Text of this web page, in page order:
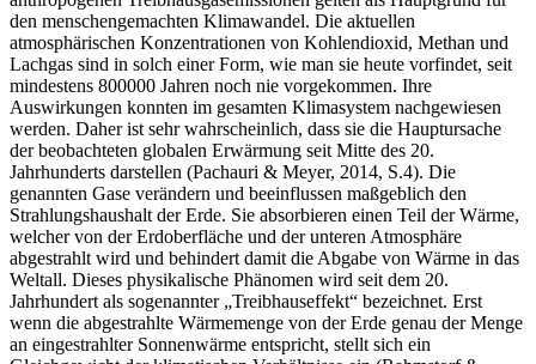
den menschengemachten Klimawandel. Die aktuellen
atmosphärischen Konzentrationen von Kohlendioxid, Methan und
Lachgas sind in solch einer Form, wie man sie heute vorfindet, seit
mindestens 800000 Jahren noch nie vorgekommen. Ihre
Auswirkungen konnten im gesamten Klimasystem nachgewiesen
werden. Daher ist sehr wahrscheinlich, dass sie die Hauptursache
der beobachteten globalen Erwärmung seit Mitte des 20.
Jahrhunderts darstellen (Pachauri & Meyer, 2014, S.4). Die
genannten Gase verändern und beeinflussen maßgeblich den
Strahlungshaushalt der Erde. Sie absorbieren einen Teil der Wärme,
welcher von der Erdoberfläche und der unteren Atmosphäre
abgestrahlt wird und behindert damit die Abgabe von Wärme in das
Weltall. Dieses physikalische Phänomen wird seit dem 20.
Jahrhundert als sogenannter „Treibhauseffekt“ bezeichnet. Erst
wenn die abgestrahlte Wärmemenge von der Erde genau der Menge
an eingestrahlter Sonnenwärme entspricht, stellt sich ein